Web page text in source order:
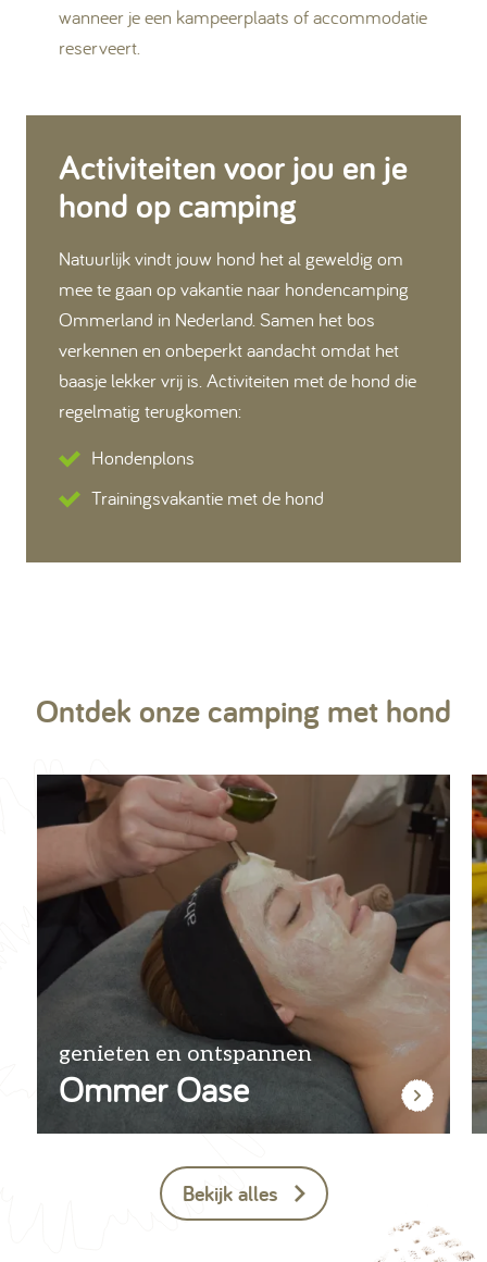
wanneer je een kampeerplaats of accommodatie
reserveert.
Activiteiten voor jou en je
hond op camping
Natuurlijk vindt jouw hond het al geweldig om
mee te gaan op vakantie naar hondencamping
Ommerland in Nederland. Samen het bos
verkennen en onbeperkt aandacht omdat het
baasje lekker vrij is. Activiteiten met de hond die
regelmatig terugkomen:
Hondenplons
Trainingsvakantie met de hond
Ontdek onze camping met hond
genieten en ontspannen
Ommer Oase
Bekijk alles